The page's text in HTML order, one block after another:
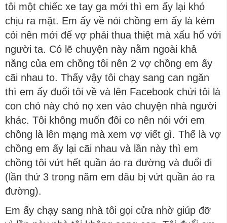
tôi một chiếc xe tay ga mới thì em ấy lại khó
chịu ra mặt. Em ấy về nói chồng em ấy là kém
cỏi nên mới để vợ phải thua thiệt mà xấu hổ với
người ta. Có lẽ chuyện này nằm ngoài khả
năng của em chồng tôi nên 2 vợ chồng em ấy
cãi nhau to. Thấy vậy tôi chạy sang can ngăn
thì em ấy đuổi tôi về và lên Facebook chửi tôi là
con chó này chó nọ xen vào chuyện nhà người
khác. Tôi không muốn đôi co nên nói với em
chồng là lên mạng mà xem vợ viết gì. Thế là vợ
chồng em ấy lại cãi nhau và lần này thì em
chồng tôi vứt hết quần áo ra đường và đuổi đi
(lần thứ 3 trong năm em dâu bị vứt quần áo ra
đường).
Em ấy chạy sang nhà tôi gọi cửa nhờ giúp đỡ